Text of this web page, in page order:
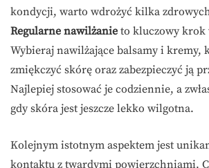
kondycji, warto wdrożyć kilka
Regularne nawilżanie to kluczowy krok
Wybieraj nawilżające balsamy i kremy,
zmiękczyć skórę oraz zabezpieczyć ją
Najlepiej stosować je codziennie, a
gdy skóra jest jeszcze lekko wilgotna.
Kolejnym istotnym aspektem jest
kontaktu z twardymi powierzchniami.